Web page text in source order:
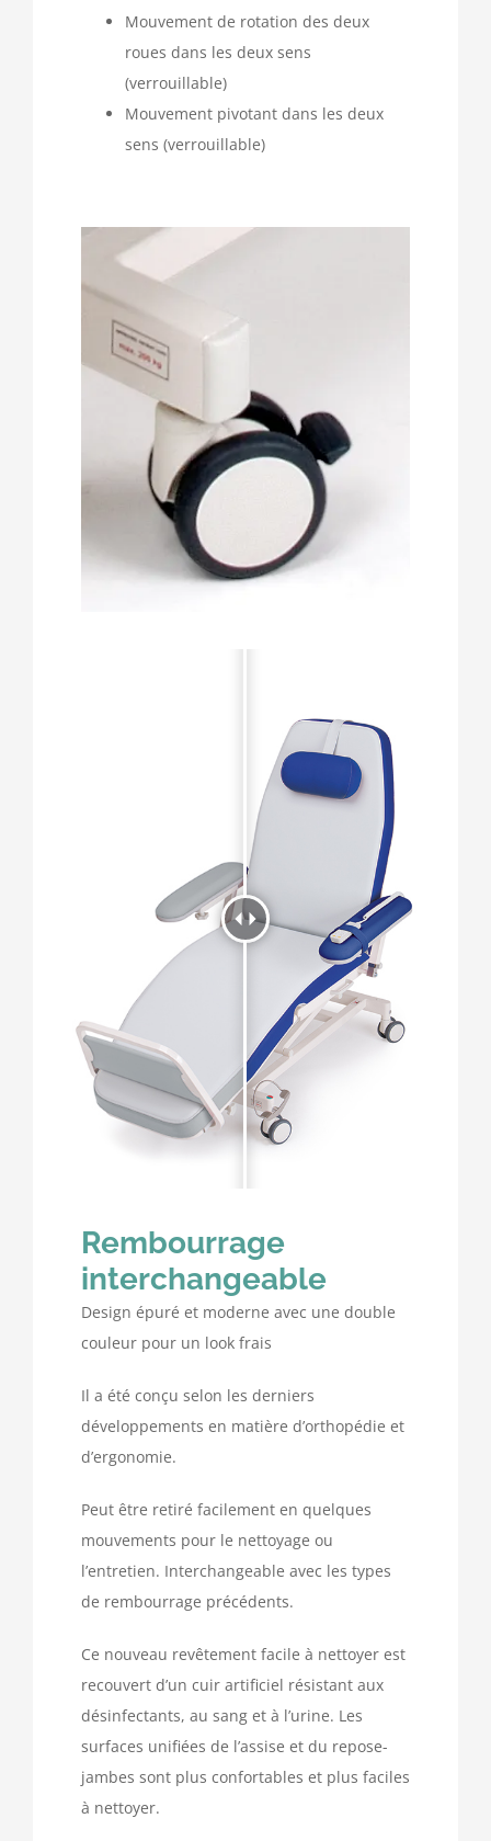
Mouvement de rotation des deux
roues dans les deux sens
(verrouillable)
Mouvement pivotant dans les deux
sens (verrouillable)
Rembourrage
interchangeable
Design épuré et moderne avec une double
couleur pour un look frais
Il a été conçu selon les derniers
développements en matière d’orthopédie et
d’ergonomie.
Peut être retiré facilement en quelques
mouvements pour le nettoyage ou
l’entretien. Interchangeable avec les types
de rembourrage précédents.
Ce nouveau revêtement facile à nettoyer est
recouvert d’un cuir artificiel résistant aux
désinfectants, au sang et à l’urine. Les
surfaces unifiées de l’assise et du repose-
jambes sont plus confortables et plus faciles
à nettoyer.